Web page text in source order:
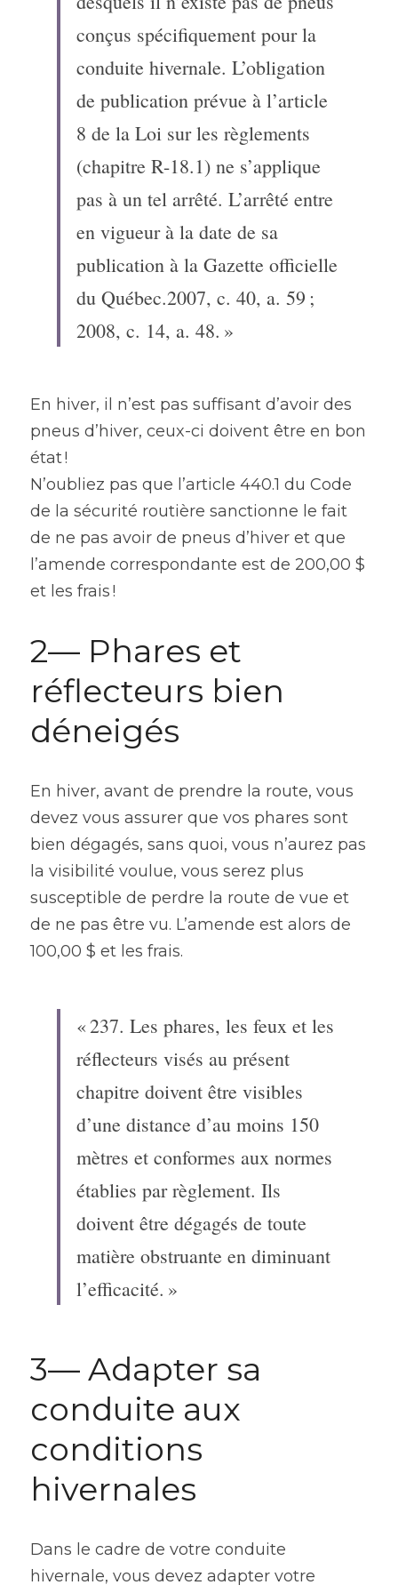
conçus spécifiquement pour la
conduite hivernale. L’obligation
de publication prévue à l’article
8 de la Loi sur les règlements
(chapitre R-18.1) ne s’applique
pas à un tel arrêté. L’arrêté entre
en vigueur à la date de sa
publication à la Gazette officielle
du Québec.2007, c. 40, a. 59 ;
2008, c. 14, a. 48. »
En hiver, il n’est pas suffisant d’avoir des
pneus d’hiver, ceux-ci doivent être en bon
état !
N’oubliez pas que l’article 440.1 du Code
de la sécurité routière sanctionne le fait
de ne pas avoir de pneus d’hiver et que
l’amende correspondante est de 200,00 $
et les frais !
2— Phares et
réflecteurs bien
déneigés
En hiver, avant de prendre la route, vous
devez vous assurer que vos phares sont
bien dégagés, sans quoi, vous n’aurez pas
la visibilité voulue, vous serez plus
susceptible de perdre la route de vue et
de ne pas être vu. L’amende est alors de
100,00 $ et les frais.
« 237. Les phares, les feux et les
réflecteurs visés au présent
chapitre doivent être visibles
d’une distance d’au moins 150
mètres et conformes aux normes
établies par règlement. Ils
doivent être dégagés de toute
matière obstruante en diminuant
l’efficacité. »
3— Adapter sa
conduite aux
conditions
hivernales
Dans le cadre de votre conduite
hivernale, vous devez adapter votre